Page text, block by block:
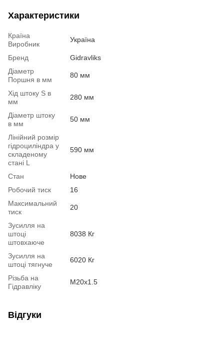
Характеристики
Країна
Виробник
Україна
Бренд
Gidravliks
Діаметр
Поршня в мм
80 мм
Хід штоку S в
мм
280 мм
Діаметр штоку
в мм
50 мм
Лінійний розмір
гідроциліндра у
складеному
стані L
590 мм
Стан
Нове
Робочий тиск
16
Максимальний
тиск
20
Зусилля на
штоці
штовхаюче
8038 Кг
Зусилля на
штоці тягнуче
6020 Кг
Різьба на
Гідравліку
М20х1.5
Відгуки